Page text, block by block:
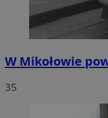
W Mikołowie
35